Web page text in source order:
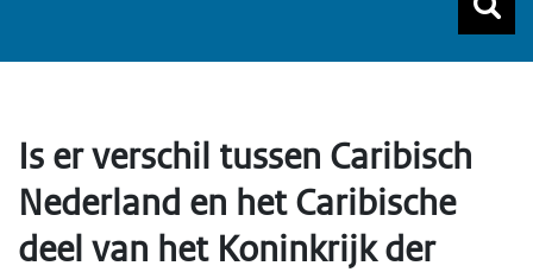
Is er verschil tussen Caribisch
Nederland en het Caribische
deel van het Koninkrijk der